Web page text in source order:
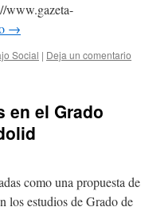
www.gazeta-
→
Social | Deja un comentario
en el Grado
como una propuesta de
los estudios de Grado de